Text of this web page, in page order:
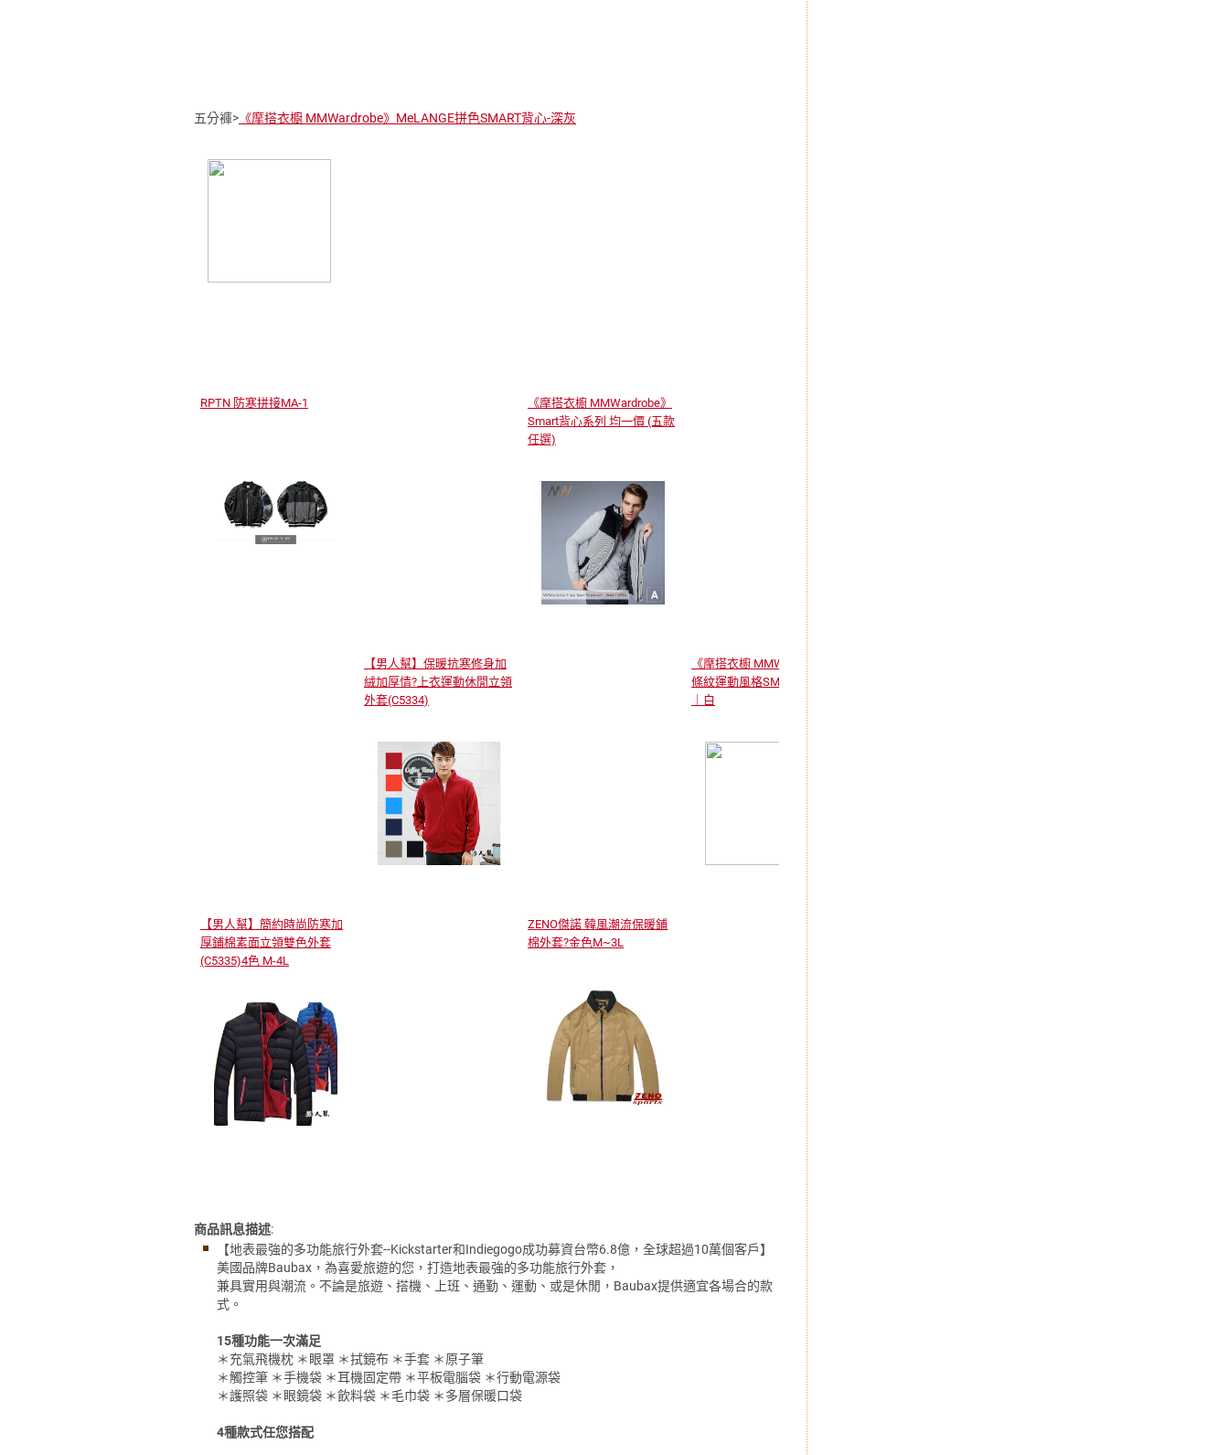
五分褲> 《摩搭衣櫥 MMWardrobe》MeLANGE拼色SMART背心-深灰
RPTN 防寒拼接MA-1
《摩搭衣櫥 MMWardrobe》
Smart背心系列 均一價 (五款
任選)
【男人幫】保暖抗寒修身加
絨加厚情?上衣運動休閒立領
外套(C5334)
《摩搭衣櫥 MMWardrobe》
條紋運動風格SMART背心-黑
｜白
【男人幫】簡約時尚防寒加
厚鋪棉素面立領雙色外套
(C5335)4色 M-4L
ZENO傑諾 韓風潮流保暖鋪
棉外套?金色M~3L
商品訊息描述:
【地表最強的多功能旅行外套--Kickstarter和Indiegogo成功募資台幣6.8億，全球超過10萬個客戶】
美國品牌Baubax，為喜愛旅遊的您，打造地表最強的多功能旅行外套，
兼具實用與潮流。不論是旅遊、搭機、上班、通勤、運動、或是休閒，Baubax提供適宜各場合的款
式。
15種功能一次滿足
＊充氣飛機枕 ＊眼罩 ＊拭鏡布 ＊手套 ＊原子筆
＊觸控筆 ＊手機袋 ＊耳機固定帶 ＊平板電腦袋 ＊行動電源袋
＊護照袋 ＊眼鏡袋 ＊飲料袋 ＊毛巾袋 ＊多層保暖口袋
4種款式任您搭配